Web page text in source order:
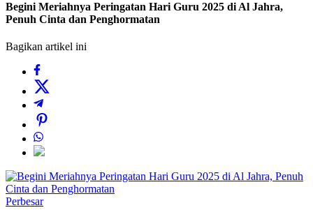
Begini Meriahnya Peringatan Hari Guru 2025 di Al Jahra,
Penuh Cinta dan Penghormatan
Bagikan artikel ini
Perbesar